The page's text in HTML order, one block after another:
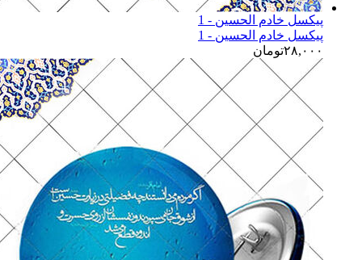
پیکسل خادم الحسین - 1
پیکسل خادم الحسین - 1
۲۸,۰۰۰تومان